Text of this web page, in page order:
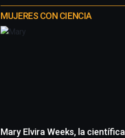
MUJERES CON CIENCIA
Mary Elvira Weeks, la